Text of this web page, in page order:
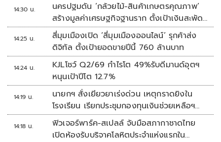
14:30 น.
นครปฐมดัน ‘กล้วยไม้-สินค้าเกษตรคุณภาพ’
สร้างมูลค่าเศรษฐกิจฐานราก ตั้งเป้าเงินสะพัด
10 ล้านบาท
14:25 น.
สี่มุมเมืองเปิด ‘สี่มุมเมืองออนไลน์’ รุกค้าส่ง
ดิจิทัล ตั้งเป้ายอดขายปีนี้ 760 ล้านบาท
14:24 น.
KJLโชว์ Q2/69 กำไรโต 49%รับดีมานด์อุตฯ
หนุนเป้าปีโต 12.7%
14:19 น.
นายกฯ สั่งเยียวยาเร่งด่วน เหตุกราดยิงใน
โรงเรียน เรียกประชุมกองทุนเงินช่วยเหลือฯ
ทันที
14:18 น.
ฟิวเจอร์พาร์ค-สเปลล์ จับมือสภากาชาดไทย
เปิดห้องรับบริจาคโลหิตประจำแห่งแรกใน